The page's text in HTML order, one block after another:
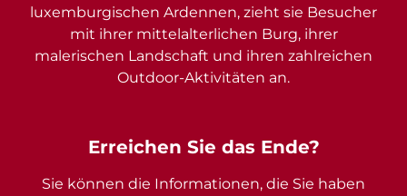
Erreichen Sie das Ende?
Sie können die Informationen, die Sie haben
luxemburgischen Ardennen, zieht sie Besucher
mit ihrer mittelalterlichen Burg, ihrer
malerischen Landschaft und ihren zahlreichen
Outdoor-Aktivitäten an.